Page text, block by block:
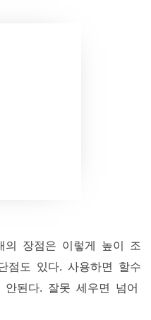
의 장점은 이렇게 높이 조
점도 있다. 사용하면 할수
된다. 잘못 세우면 넘어